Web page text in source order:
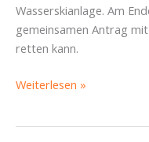
Wasserskianlage. Am
gemeinsamen Antrag
retten kann.
Rückblick
Weiterlesen »